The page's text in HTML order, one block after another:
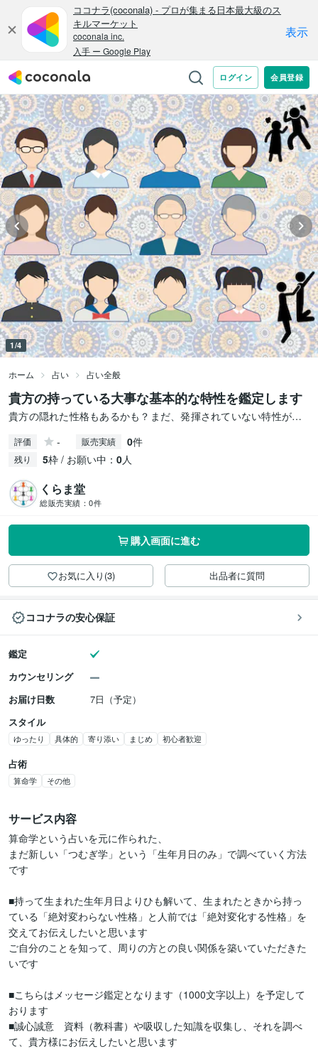
1/4
ホーム 占い 占い全般
貴方の持っている大事な基本的な特性を鑑定します
貴方の隠れた性格もあるかも？まだ、発揮されていない特性が…
評価 - 販売実績 0件
残り 5枠 / お願い中： 0人
くらま堂
総販売実績： 0件
購入画面に進む
お気に入り(3) 出品者に質問
ココナラの安心保証
鑑定
カウンセリング
お届け日数
7日（予定）
スタイル
ゆったり 具体的 寄り添い まじめ 初心者歓迎
占術
算命学 その他
サービス内容
算命学という占いを元に作られた、
まだ新しい「つむぎ学」という「生年月日のみ」で調べていく方法
です
■持って生まれた生年月日よりひも解いて、生まれたときから持っ
ている「絶対変わらない性格」と人前では「絶対変化する性格」を
交えてお伝えしたいと思います
ご自分のことを知って、周りの方との良い関係を築いていただきた
いです
■こちらはメッセージ鑑定となります（1000文字以上）を予定して
おります
■誠心誠意　資料（教科書）や吸収した知識を収集し、それを調べ
て、貴方様にお伝えしたいと思います